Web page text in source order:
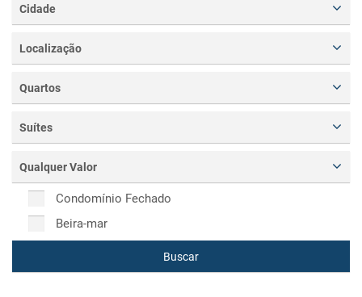
Cidade
Localização
Quartos
Suítes
Qualquer Valor
Condomínio Fechado
Beira-mar
Buscar